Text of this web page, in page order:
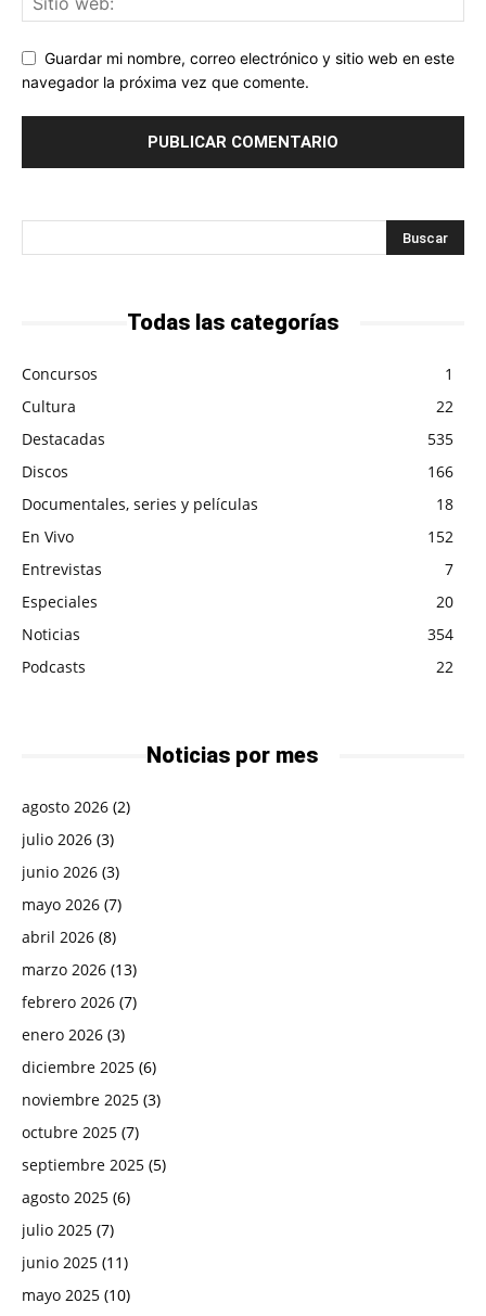
Guardar mi nombre, correo electrónico y sitio web en este
navegador la próxima vez que comente.
Todas las categorías
Concursos
1
Cultura
22
Destacadas
535
Discos
166
Documentales, series y películas
18
En Vivo
152
Entrevistas
7
Especiales
20
Noticias
354
Podcasts
22
Noticias por mes
agosto 2026 (2)
julio 2026 (3)
junio 2026 (3)
mayo 2026 (7)
abril 2026 (8)
marzo 2026 (13)
febrero 2026 (7)
enero 2026 (3)
diciembre 2025 (6)
noviembre 2025 (3)
octubre 2025 (7)
septiembre 2025 (5)
agosto 2025 (6)
julio 2025 (7)
junio 2025 (11)
mayo 2025 (10)